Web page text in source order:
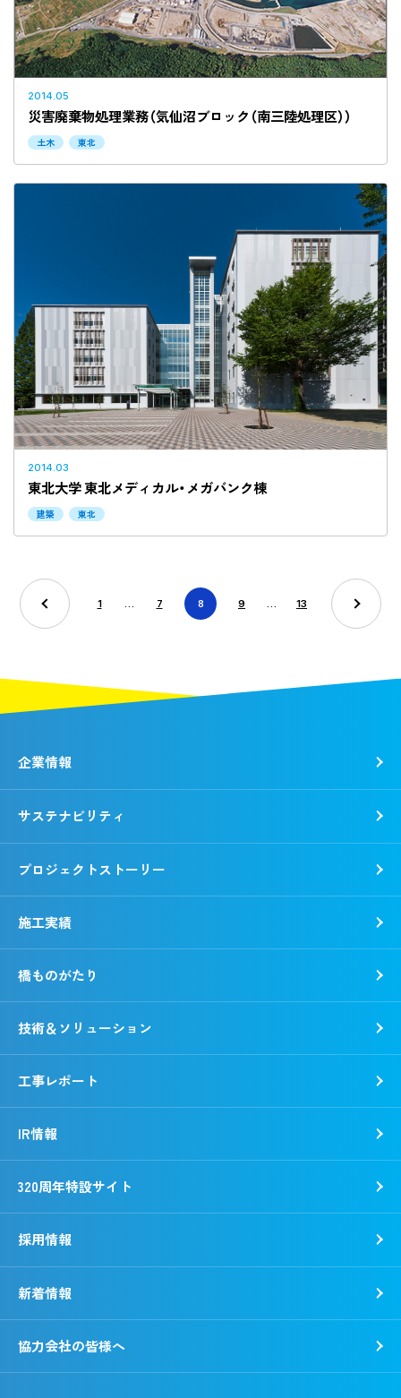
2014.05
災害廃棄物処理業務（気仙沼ブロック（南三陸処理区））
土木 東北
2014.03
東北大学 東北メディカル・メガバンク棟
建築 東北
1 … 7 8 9 … 13
企業情報
動画で知る錢高組
事業所一覧
野村胡堂・あらえびす記念館
サステナビリティ
CSR報告書
社会
プロジェクトストーリー
施工実績
橋ものがたり
技術＆ソリューション
工事レポート
IR情報
320周年特設サイト
採用情報
新着情報
協力会社の皆様へ